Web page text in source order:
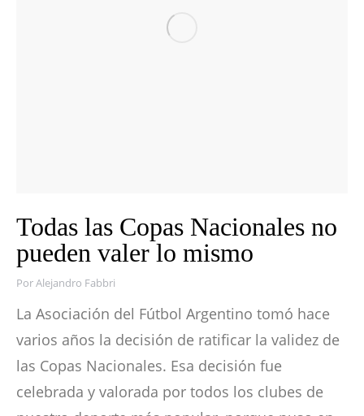
Todas las Copas Nacionales no
pueden valer lo mismo
PorAlejandro Fabbri
La Asociación del Fútbol Argentino tomó hace
varios años la decisión de ratificar la validez de
las Copas Nacionales. Esa decisión fue
celebrada y valorada por todos los clubes de